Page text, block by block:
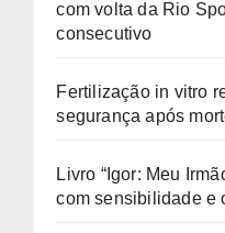
com volta da Rio
consecutivo
Fertilização in vitro
segurança após
Livro “Igor: Meu
com sensibilidade e